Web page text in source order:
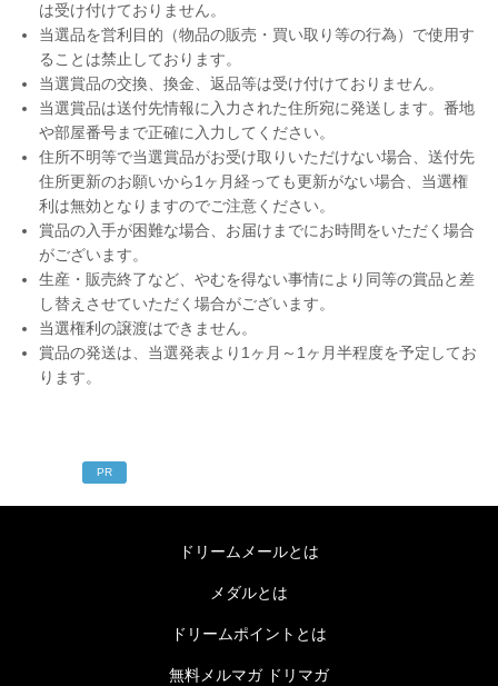
は受け付けておりません。
当選品を営利目的（物品の販売・買い取り等の行為）で使用す
ることは禁止しております。
当選賞品の交換、換金、返品等は受け付けておりません。
当選賞品は送付先情報に入力された住所宛に発送します。番地
や部屋番号まで正確に入力してください。
住所不明等で当選賞品がお受け取りいただけない場合、送付先
住所更新のお願いから1ヶ月経っても更新がない場合、当選権
利は無効となりますのでご注意ください。
賞品の入手が困難な場合、お届けまでにお時間をいただく場合
がございます。
生産・販売終了など、やむを得ない事情により同等の賞品と差
し替えさせていただく場合がございます。
当選権利の譲渡はできません。
賞品の発送は、当選発表より1ヶ月～1ヶ月半程度を予定してお
ります。
PR
ドリームメールとは
メダルとは
ドリームポイントとは
無料メルマガ ドリマガ